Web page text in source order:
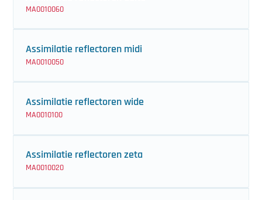
MA0010060
Assimilatie reflectoren midi
MA0010050
Assimilatie reflectoren wide
MA0010100
Assimilatie reflectoren zeta
MA0010020